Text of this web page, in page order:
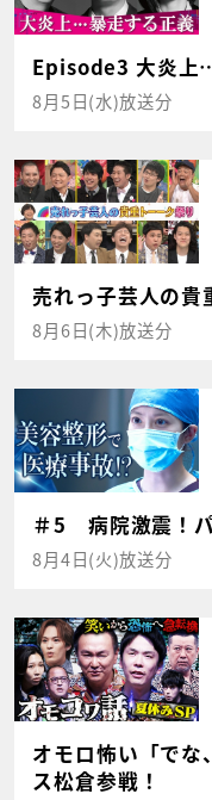
Episode3 大炎上
8月5日(水)放送分
売れっ子芸人の
8月6日(木)放送分
＃5 病院激震！
8月4日(火)放送分
オモロ怖い「でな
ス松倉参戦！